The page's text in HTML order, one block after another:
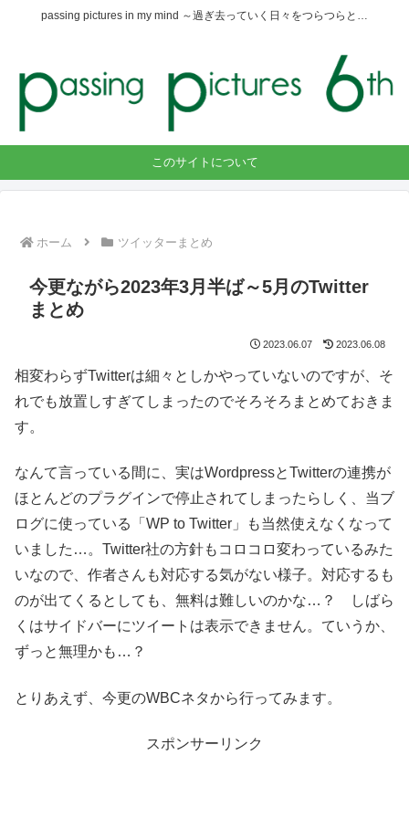
passing pictures in my mind ～過ぎ去っていく日々をつらつらと…
このサイトについて
ホーム ツイッターまとめ
今更ながら2023年3月半ば～5月のTwitter
まとめ
2023.06.07 2023.06.08
相変わらずTwitterは細々としかやっていないのですが、そ
れでも放置しすぎてしまったのでそろそろまとめておきま
す。
なんて言っている間に、実はWordpressとTwitterの連携が
ほとんどのプラグインで停止されてしまったらしく、当ブ
ログに使っている「WP to Twitter」も当然使えなくなって
いました…。Twitter社の方針もコロコロ変わっているみた
いなので、作者さんも対応する気がない様子。対応するも
のが出てくるとしても、無料は難しいのかな…？ しばら
くはサイドバーにツイートは表示できません。ていうか、
ずっと無理かも…？
とりあえず、今更のWBCネタから行ってみます。
スポンサーリンク